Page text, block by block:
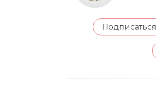
Подписаться